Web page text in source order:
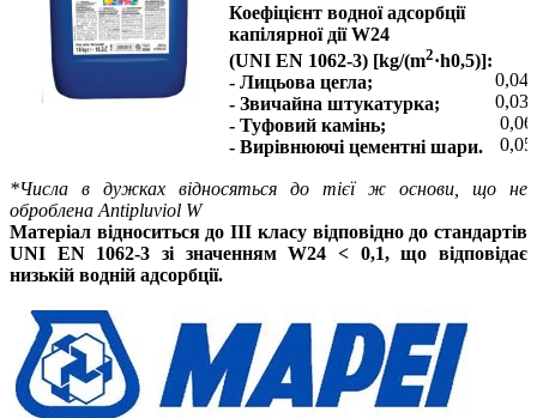
Коефіцієнт водної адсорбції
капілярної дії W24
(UNI EN 1062-3) [kg/(m2·h0,5)]:
- Лицьова цегла;
- Звичайна штукатурка;
- Туфовий камінь;
- Вирівнюючі цементні шари.
0,04
0,03
*Числа в дужках відносяться до тієї ж основи, що не
оброблена Antipluviol W
Матеріал відноситься до III класу відповідно до стандартів
UNI EN 1062-3 зі значенням W24 < 0,1, що відповідає
низькій водній адсорбції.